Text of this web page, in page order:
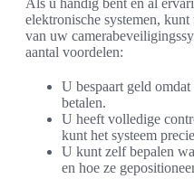
Als u handig bent en al
elektronische systemen,
van uw
aantal voordelen:
U bespaart geld
betalen.
U heeft volledige
kunt het systeem
U kunt zelf bepalen
en hoe ze